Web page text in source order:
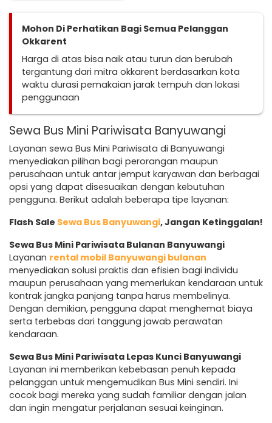
Mohon Di Perhatikan Bagi Semua Pelanggan
Okkarent
Harga di atas bisa naik atau turun dan berubah
tergantung dari mitra okkarent berdasarkan kota
waktu durasi pemakaian jarak tempuh dan lokasi
penggunaan
Sewa Bus Mini Pariwisata Banyuwangi
Layanan sewa Bus Mini Pariwisata di Banyuwangi
menyediakan pilihan bagi perorangan maupun
perusahaan untuk antar jemput karyawan dan berbagai
opsi yang dapat disesuaikan dengan kebutuhan
pengguna. Berikut adalah beberapa tipe layanan:
Flash Sale Sewa Bus Banyuwangi, Jangan Ketinggalan!
Sewa Bus Mini Pariwisata Bulanan Banyuwangi
Layanan rental mobil Banyuwangi bulanan
menyediakan solusi praktis dan efisien bagi individu
maupun perusahaan yang memerlukan kendaraan untuk
kontrak jangka panjang tanpa harus membelinya.
Dengan demikian, pengguna dapat menghemat biaya
serta terbebas dari tanggung jawab perawatan
kendaraan.
Sewa Bus Mini Pariwisata Lepas Kunci Banyuwangi
Layanan ini memberikan kebebasan penuh kepada
pelanggan untuk mengemudikan Bus Mini sendiri. Ini
cocok bagi mereka yang sudah familiar dengan jalan
dan ingin mengatur perjalanan sesuai keinginan.